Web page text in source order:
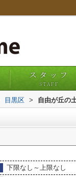
スタッフ
STAFF
目黒区 > 自由が丘の
下限なし～上限なし